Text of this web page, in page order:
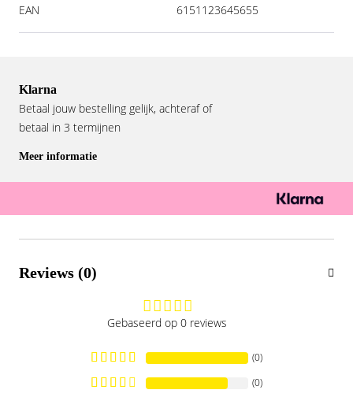
EAN 6151123645655
Klarna
Betaal jouw bestelling gelijk, achteraf of
betaal in 3 termijnen
Meer informatie
Reviews (0)
Gebaseerd op 0 reviews
(0)
(0)